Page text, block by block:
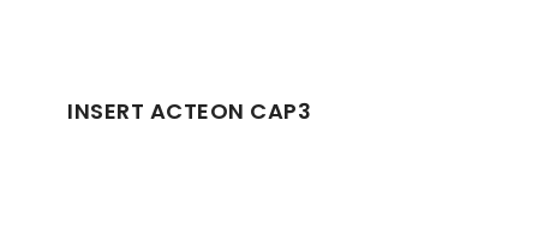
INSERT ACTEON CAP3